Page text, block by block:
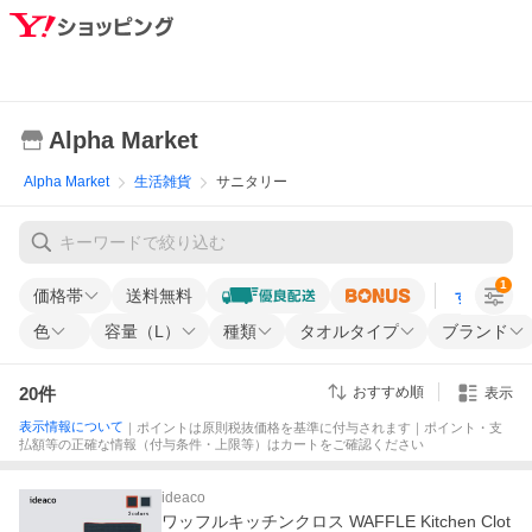
Alpha Market
Alpha Market 生活雑貨 サニタリー
価格帯 送料無料 すべての条
色 容量（L） 種類 タオルタイプ ブランド
1
20件 おすすめ順 表示
表示情報について ｜ポイントは原則税抜価格を基準に付与されます｜ポイント・支
払額等の正確な情報（付与条件・上限等）はカートをご確認ください
ideaco
ワッフルキッチンクロス WAFFLE Kitchen Clot